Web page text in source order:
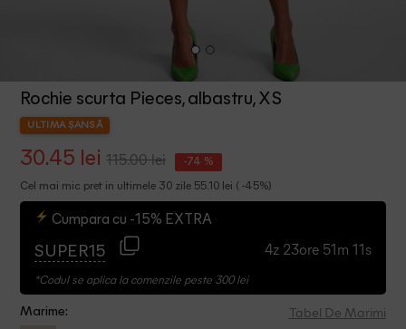
Rochie scurta Pieces, albastru, XS
ULTIMA ȘANSĂ
30.45 lei 115.00 lei -74 %
Cel mai mic pret in ultimele 30 zile 55.10 lei ( -45%)
Cumpara cu -15% EXTRA
SUPER15 4z 23ore 51m 11s
*Codul se aplica la comenzile peste 300 lei
Marime: Tabel De Marimi